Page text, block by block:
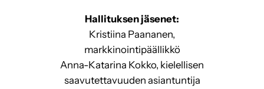
Hallituksen jäsenet:
Kristiina Paananen,
markkinointipäällikkö
Anna-Katarina Kokko, kielellisen
saavutettavuuden asiantuntija